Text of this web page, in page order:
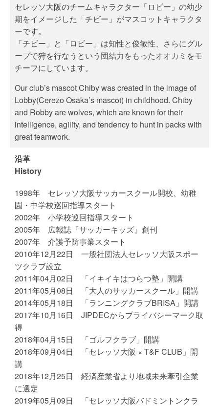
セレッソ大阪のチームキャラクター「ロビー」の幼少
期をイメージした「チビー」がマスコットキャラクタ
ーです。
「チビー」と「ロビー」は知性と俊敏性、さらにグル
ープで狩を行なうという団結力をもったオオカミをモ
チーフにしています。
Our club’s mascot Chiby was created in the image of
Lobby(Cerezo Osaka’s mascot) in childhood. Chiby
and Robby are wolves, which are known for their
intelligence, agility, and tendency to hunt in packs with
great teamwork.
沿革
History
1998年 セレッソ大阪サッカースクール開校、幼稚
園・中学校巡回指導スタート
2002年 小学校巡回指導スタート
2005年 広報誌『サッカーキッズ』創刊
2007年 介護予防事業スタート
2010年12月22日 一般社団法人セレッソ大阪スポー
ツクラブ設立
2011年04月02日 「イキイキはつらつ塾」開講
2011年05月08日 「大人のサッカースクール」開講
2014年05月18日 「ランニングクラブBRISA」開講
2017年10月16日 JIPDECからプライバシーマーク取
得
2018年04月15日 「ゴルフクラブ」開講
2018年09月04日 「セレッソ大阪 × T&F CLUB」開
講
2018年12月25日 経済産業省より地域未来牽引企業
に選定
2019年05月09日 「セレッソ大阪バドミントンクラ